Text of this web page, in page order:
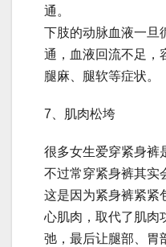
通。
下肢的动脉血液一旦
通，血液回流不足，
腿麻、腿软等症状。
7、肌肉松垮
很多女生爱穿紧身裤
不过常穿紧身裤其实
这是因为紧身裤紧紧
心肌肉，取代了肌肉
弛，最后让腿部、胃